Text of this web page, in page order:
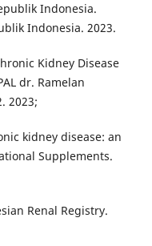
Indonesia.
Indonesia. 2023.
Kidney Disease
dr. Ramelan
2023;
kidney disease: an
Supplements.
Renal Registry.